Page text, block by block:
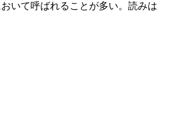
いて呼ばれることが多い。読みは